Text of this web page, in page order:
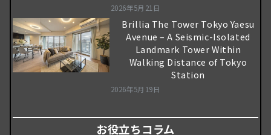
2026年5月21日
Brillia The Tower Tokyo Yaesu
Avenue – A Seismic-Isolated
Landmark Tower Within
Walking Distance of Tokyo
Station
2026年5月19日
お役立ちコラム